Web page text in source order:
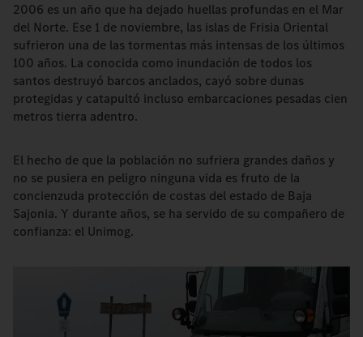
2006 es un año que ha dejado huellas profundas en el Mar
del Norte. Ese 1 de noviembre, las islas de Frisia Oriental
sufrieron una de las tormentas más intensas de los últimos
100 años. La conocida como inundación de todos los
santos destruyó barcos anclados, cayó sobre dunas
protegidas y catapultó incluso embarcaciones pesadas cien
metros tierra adentro.
El hecho de que la población no sufriera grandes daños y
no se pusiera en peligro ninguna vida es fruto de la
concienzuda protección de costas del estado de Baja
Sajonia. Y durante años, se ha servido de su compañero de
confianza: el Unimog.